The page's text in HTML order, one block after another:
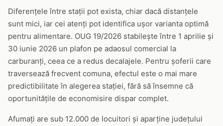
Diferențele între stații pot exista, chiar dacă distanțele
sunt mici, iar cei atenți pot identifica ușor varianta optimă
pentru alimentare. OUG 19/2026 stabilește între 1 aprilie și
30 iunie 2026 un plafon pe adaosul comercial la
carburanți, ceea ce a redus decalajele. Pentru șoferii care
traversează frecvent comuna, efectul este o mai mare
predictibilitate în alegerea stației, fără să însemne că
oportunitățile de economisire dispar complet.
Afumați are sub 12.000 de locuitori și aparține județului